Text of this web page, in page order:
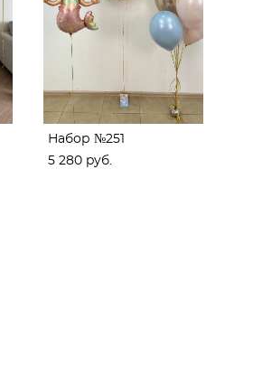
Набор №251
5 280 pуб.